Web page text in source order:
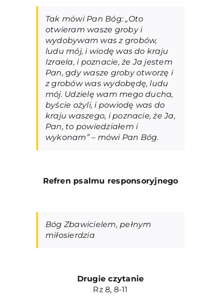
Tak mówi Pan Bóg: „Oto
otwieram wasze groby i
wydobywam was z grobów,
ludu mój, i wiodę was do kraju
Izraela, i poznacie, że Ja jestem
Pan, gdy wasze groby otworzę i
z grobów was wydobędę, ludu
mój. Udzielę wam mego ducha,
byście ożyli, i powiodę was do
kraju waszego, i poznacie, że Ja,
Pan, to powiedziałem i
wykonam” – mówi Pan Bóg.
Refren psalmu responsoryjnego
Bóg Zbawicielem, pełnym
miłosierdzia
Drugie czytanie
Rz 8, 8-11